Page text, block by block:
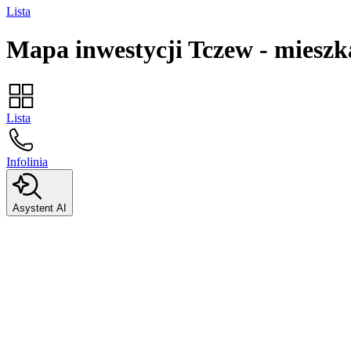
Lista
Mapa inwestycji Tczew -
Lista
Infolinia
Asystent AI